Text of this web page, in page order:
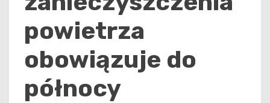
powietrza
obowiązuje do
północy